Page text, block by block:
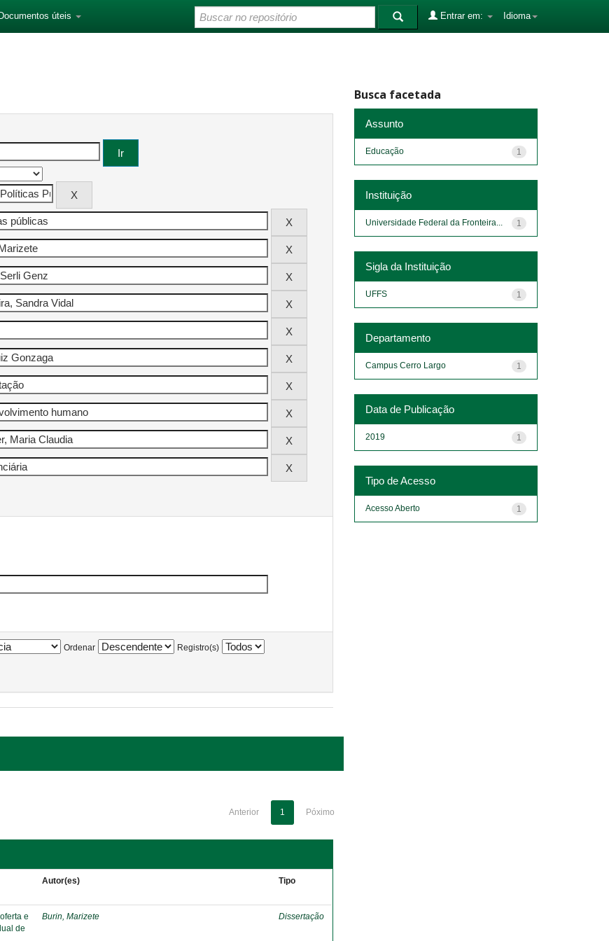
Documentos úteis Idioma
Entrar em:
Ordenar Registro(s)
Anterior 1 Póximo
Autor(es) Tipo
e
de
Burin, Marizete Dissertação
Busca facetada
Assunto
1
Educação
Instituição
1
Universidade Federal da Fronteira...
Sigla da Instituição
1
UFFS
Departamento
1
Campus Cerro Largo
Data de Publicação
1
2019
Tipo de Acesso
1
Acesso Aberto